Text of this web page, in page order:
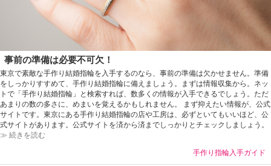
事前の準備は必要不可欠！
東京で素敵な手作り結婚指輪を入手するのなら、事前の準備は欠かせません。準備
をしっかりすすめて、手作り結婚指輪に備えましょう。まずは情報収集から。ネッ
トで「手作り結婚指輪」と検索すれば、数多くの情報が入手できるでしょう。ただ
あまりの数の多さに、めまいを覚えるかもしれません。 まず抑えたい情報が、公式
サイトです。東京にある手作り結婚指輪の店や工房は、必ずといてもいいほど、公
式サイトがあります。公式サイトを済から済までしっかりとチェックしましょう。
≫ 続きを読む
手作り指輪入手ガイド